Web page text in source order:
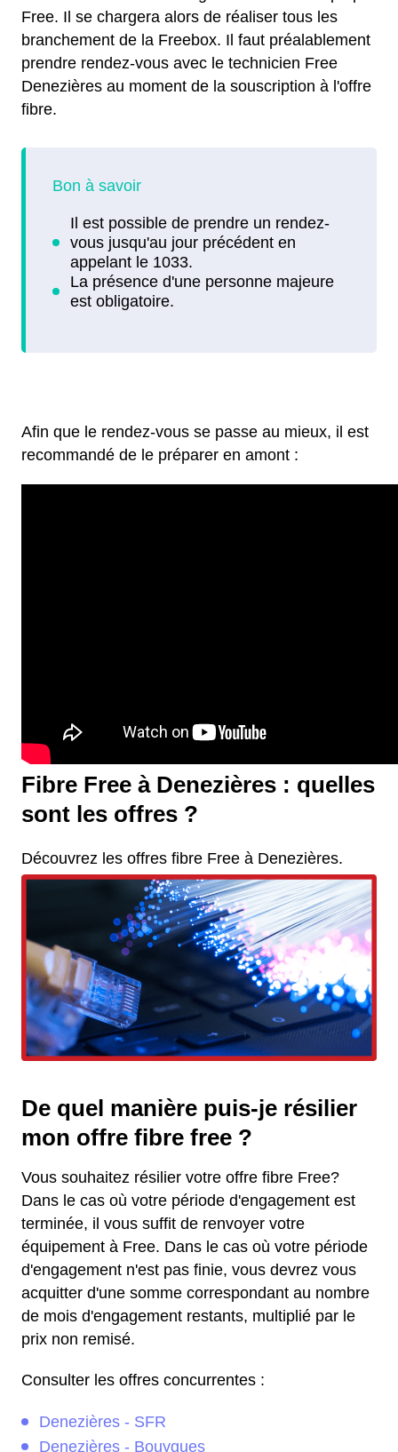
Free. Il se chargera alors de réaliser tous les
branchement de la Freebox. Il faut préalablement
prendre rendez-vous avec le technicien Free
Denezières au moment de la souscription à l'offre
fibre.
Afin que le rendez-vous se passe au mieux, il est
recommandé de le préparer en amont :
Fibre Free à Denezières : quelles
sont les offres ?
Découvrez les offres fibre Free à Denezières.
De quel manière puis-je résilier
mon offre fibre free ?
Vous souhaitez résilier votre offre fibre Free?
Dans le cas où votre période d'engagement est
terminée, il vous suffit de renvoyer votre
équipement à Free. Dans le cas où votre période
d'engagement n'est pas finie, vous devrez vous
acquitter d'une somme correspondant au nombre
de mois d'engagement restants, multiplié par le
prix non remisé.
Consulter les offres concurrentes :
Denezières - SFR
Denezières - Bouygues